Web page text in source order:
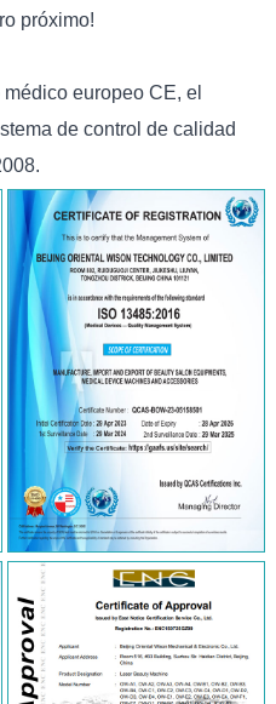
próximo!
europeo CE, el
de control de calidad